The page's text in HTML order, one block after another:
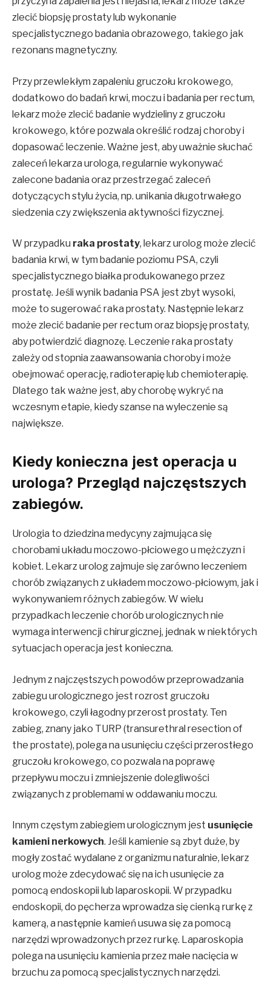
zlecić biopsję prostaty lub wykonanie
specjalistycznego badania obrazowego, takiego jak
rezonans magnetyczny.
Przy przewlekłym zapaleniu gruczołu krokowego,
dodatkowo do badań krwi, moczu i badania per rectum,
lekarz może zlecić badanie wydzieliny z gruczołu
krokowego, które pozwala określić rodzaj choroby i
dopasować leczenie. Ważne jest, aby uważnie słuchać
zaleceń lekarza urologa, regularnie wykonywać
zalecone badania oraz przestrzegać zaleceń
dotyczących stylu życia, np. unikania długotrwałego
siedzenia czy zwiększenia aktywności fizycznej.
W przypadku raka prostaty, lekarz urolog może zlecić
badania krwi, w tym badanie poziomu PSA, czyli
specjalistycznego białka produkowanego przez
prostatę. Jeśli wynik badania PSA jest zbyt wysoki,
może to sugerować raka prostaty. Następnie lekarz
może zlecić badanie per rectum oraz biopsję prostaty,
aby potwierdzić diagnozę. Leczenie raka prostaty
zależy od stopnia zaawansowania choroby i może
obejmować operację, radioterapię lub chemioterapię.
Dlatego tak ważne jest, aby chorobę wykryć na
wczesnym etapie, kiedy szanse na wyleczenie są
największe.
Kiedy konieczna jest operacja u
urologa? Przegląd najczęstszych
zabiegów.
Urologia to dziedzina medycyny zajmująca się
chorobami układu moczowo-płciowego u mężczyzn i
kobiet. Lekarz urolog zajmuje się zarówno leczeniem
chorób związanych z układem moczowo-płciowym, jak i
wykonywaniem różnych zabiegów. W wielu
przypadkach leczenie chorób urologicznych nie
wymaga interwencji chirurgicznej, jednak w niektórych
sytuacjach operacja jest konieczna.
Jednym z najczęstszych powodów przeprowadzania
zabiegu urologicznego jest rozrost gruczołu
krokowego, czyli łagodny przerost prostaty. Ten
zabieg, znany jako TURP (transurethral resection of
the prostate), polega na usunięciu części przerostłego
gruczołu krokowego, co pozwala na poprawę
przepływu moczu i zmniejszenie dolegliwości
związanych z problemami w oddawaniu moczu.
Innym częstym zabiegiem urologicznym jest usunięcie
kamieni nerkowych. Jeśli kamienie są zbyt duże, by
mogły zostać wydalane z organizmu naturalnie, lekarz
urolog może zdecydować się na ich usunięcie za
pomocą endoskopii lub laparoskopii. W przypadku
endoskopii, do pęcherza wprowadza się cienką rurkę z
kamerą, a następnie kamień usuwa się za pomocą
narzędzi wprowadzonych przez rurkę. Laparoskopia
polega na usunięciu kamienia przez małe nacięcia w
brzuchu za pomocą specjalistycznych narzędzi.